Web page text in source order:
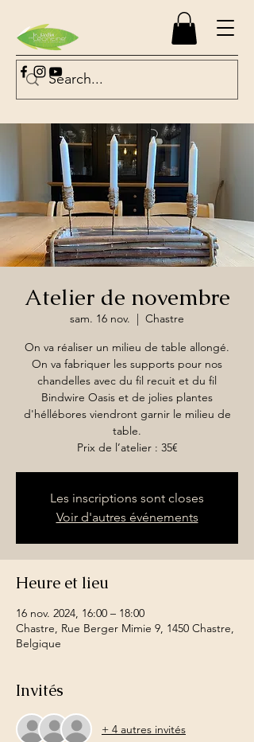
Atelier de novembre
sam. 16 nov.
  |
Chastre
On va réaliser un milieu de table allongé.
On va fabriquer les supports pour nos
chandelles avec du fil recuit et du fil
Bindwire Oasis et de jolies plantes
d'héllébores viendront garnir le milieu de
table.
Prix de l’atelier : 35€
Les inscriptions sont closes
Voir d'autres événements
Heure et lieu
16 nov. 2024, 16:00 – 18:00
Chastre, Rue Berger Mimie 9, 1450 Chastre,
Belgique
Invités
+ 4 autres invités